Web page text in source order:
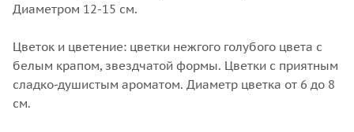
Диаметром 12-15 см.
Цветок и цветение: цветки нежгого голубого цвета с
белым крапом, звездчатой формы. Цветки с приятным
сладко-душистым ароматом. Диаметр цветка от 6 до 8
см.